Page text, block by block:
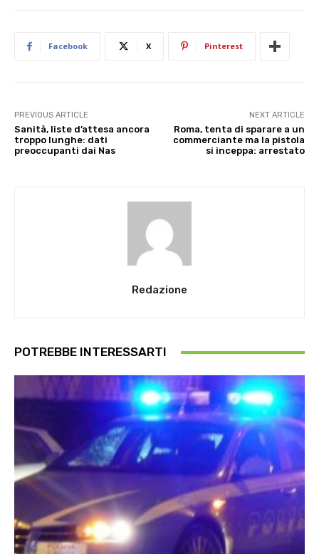
Facebook X Pinterest
PREVIOUS ARTICLE
Sanità, liste d’attesa ancora
troppo lunghe: dati
preoccupanti dai Nas
NEXT ARTICLE
Roma, tenta di sparare a un
commerciante ma la pistola
si inceppa: arrestato
Redazione
POTREBBE INTERESSARTI